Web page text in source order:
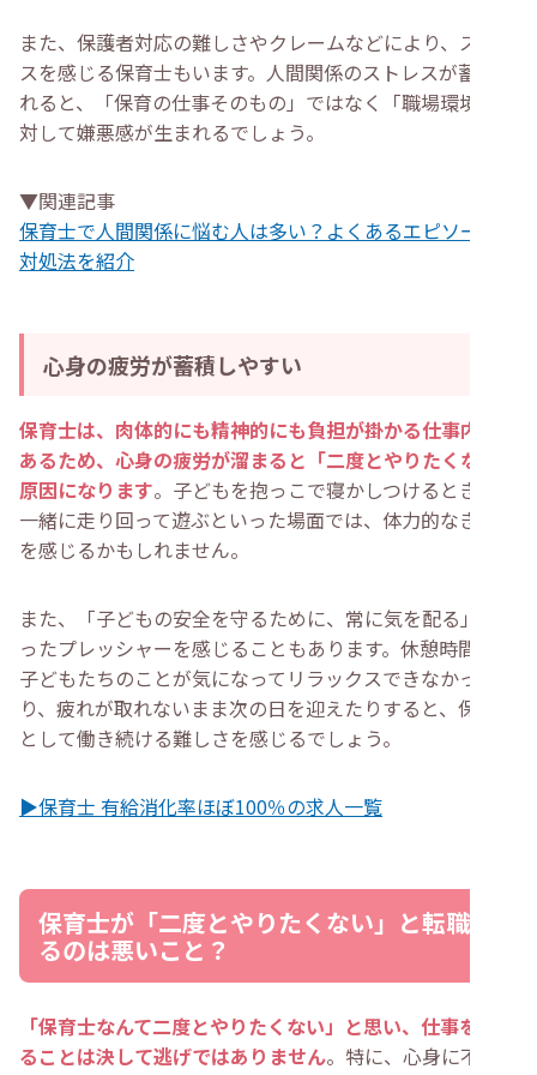
また、保護者対応の難しさやクレームなどにより、ストレ
スを感じる保育士もいます。人間関係のストレスが蓄積さ
れると、「保育の仕事そのもの」ではなく「職場環境」に
対して嫌悪感が生まれるでしょう。
▼関連記事
保育士で人間関係に悩む人は多い？よくあるエピソードと
対処法を紹介
心身の疲労が蓄積しやすい
保育士は、肉体的にも精神的にも負担が掛かる仕事内容で
あるため、心身の疲労が溜まると「二度とやりたくない」
原因になります。子どもを抱っこで寝かしつけるときや、
一緒に走り回って遊ぶといった場面では、体力的なきつさ
を感じるかもしれません。
また、「子どもの安全を守るために、常に気を配る」とい
ったプレッシャーを感じることもあります。休憩時間中も
子どもたちのことが気になってリラックスできなかった
り、疲れが取れないまま次の日を迎えたりすると、保育士
として働き続ける難しさを感じるでしょう。
▶保育士 有給消化率ほぼ100％の求人一覧
保育士が「二度とやりたくない」と転職す
るのは悪いこと？
「保育士なんて二度とやりたくない」と思い、仕事を辞め
ることは決して逃げではありません。特に、心身に不調を